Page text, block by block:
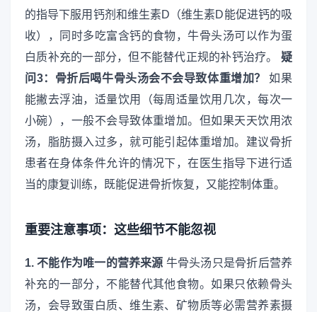
的指导下服用钙剂和维生素D（维生素D能促进钙的吸
收），同时多吃富含钙的食物，牛骨头汤可以作为蛋
白质补充的一部分，但不能替代正规的补钙治疗。 疑
问3：骨折后喝牛骨头汤会不会导致体重增加？
如果
能撇去浮油，适量饮用（每周适量饮用几次，每次一
小碗），一般不会导致体重增加。但如果天天饮用浓
汤，脂肪摄入过多，就可能引起体重增加。建议骨折
患者在身体条件允许的情况下，在医生指导下进行适
当的康复训练，既能促进骨折恢复，又能控制体重。
重要注意事项：这些细节不能忽视
1. 不能作为唯一的营养来源 牛骨头汤只是骨折后营养
补充的一部分，不能替代其他食物。如果只依赖骨头
汤，会导致蛋白质、维生素、矿物质等必需营养素摄